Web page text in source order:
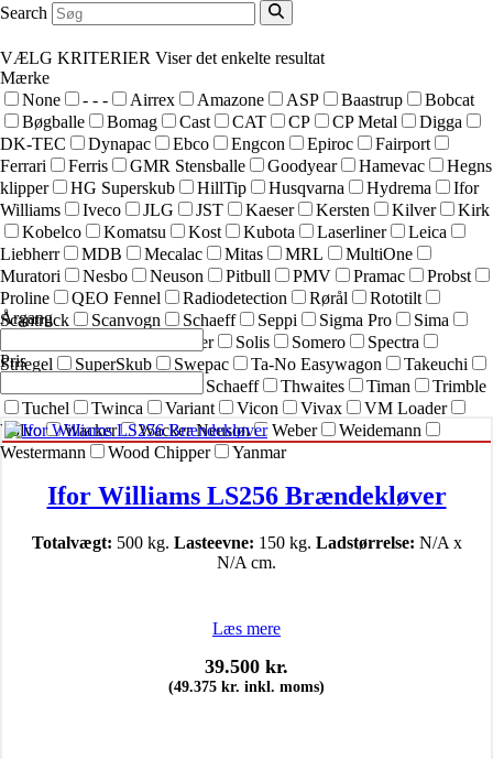
Search
VÆLG KRITERIER Viser det enkelte resultat
Mærke
None
- - - Airrex Amazone ASP Baastrup
Bobcat
Bøgballe
Bomag Cast CAT CP CP Metal
Digga
DK-TEC
Dynapac Ebco Engcon Epiroc
Fairport
Ferrari
Ferris GMR Stensballe Goodyear Hamevac
Hegns
klipper
HG Superskub HillTip Husqvarna Hydrema
Ifor
Williams
Iveco JLG JST Kaeser Kersten Kilver
Kirk
Kobelco
Komatsu Kost Kubota Laserliner
Leica
Liebherr
MDB Mecalac Mitas MRL
MultiOne
Muratori
Nesbo Neuson Pitbull PMV Pramac
Probst
Proline
QEO Fennel Radiodetection Rørål
Rototilt
Scantruck
Scanvogn Schaeff Seppi Sigma Pro
Sima
sneskraber Solis Somero
Spectra
Striegel
SuperSkub Swepac Ta-No Easywagon
Takeuchi
Terex Schaeff Thwaites Timan
Trimble
Tuchel
Twinca Variant Vicon Vivax
VM Loader
Volvo
Wacker Wacker Neuson Weber
Weidemann
Westermann
Wood Chipper Yanmar
Årgang
Pris
Ifor Williams LS256 Brændekløver
Totalvægt: 500 kg. Lasteevne: 150 kg. Ladstørrelse: N/A x
N/A cm.
Læs mere
39.500 kr.
(49.375 kr. inkl. moms)